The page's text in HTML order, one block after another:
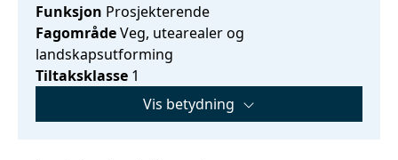
Funksjon Prosjekterende
FagområdeVeg, utearealer og
landskapsutforming
Tiltaksklasse 1
Vis betydning